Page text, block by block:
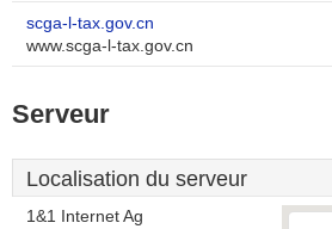
scga-l-tax.gov.cn
www.scga-l-tax.gov.cn
Serveur
Localisation du serveur
1&1 Internet Ag